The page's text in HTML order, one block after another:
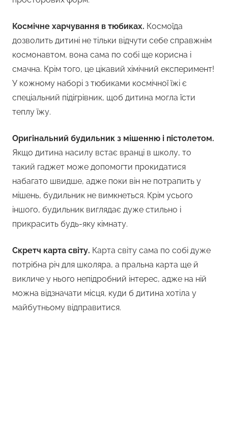
Космічне харчування в тюбиках. Космоїда
дозволить дитині не тільки відчути себе справжнім
космонавтом, вона сама по собі ще корисна і
смачна. Крім того, це цікавий хімічний експеримент!
У кожному наборі з тюбиками космічної їжі є
спеціальний підігрівник, щоб дитина могла їсти
теплу їжу.
Оригінальний будильник з мішенню і пістолетом.
Якщо дитина насилу встає вранці в школу, то
такий гаджет може допомогти прокидатися
набагато швидше, адже поки він не потрапить у
мішень, будильник не вимкнеться. Крім усього
іншого, будильник виглядає дуже стильно і
прикрасить будь-яку кімнату.
Скретч карта світу. Карта світу сама по собі дуже
потрібна річ для школяра, а пральна карта ще й
викличе у нього непідробний інтерес, адже на ній
можна відзначати місця, куди б дитина хотіла у
майбутньому відправитися.